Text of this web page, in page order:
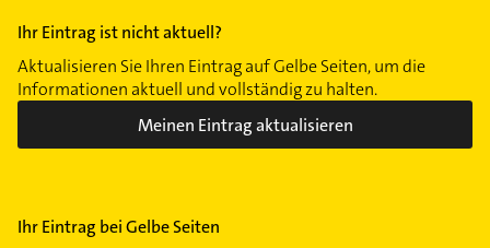
Ihr Eintrag ist nicht aktuell?
Aktualisieren Sie Ihren Eintrag auf Gelbe Seiten, um die
Informationen aktuell und vollständig zu halten.
Meinen Eintrag aktualisieren
Ihr Eintrag bei Gelbe Seiten